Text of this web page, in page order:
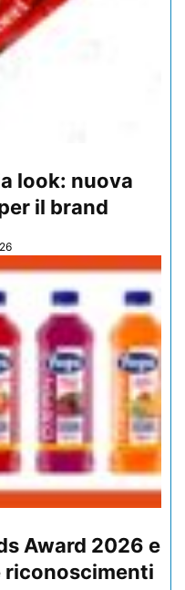
look: nuova
il brand
Award 2026 e
riconoscimenti